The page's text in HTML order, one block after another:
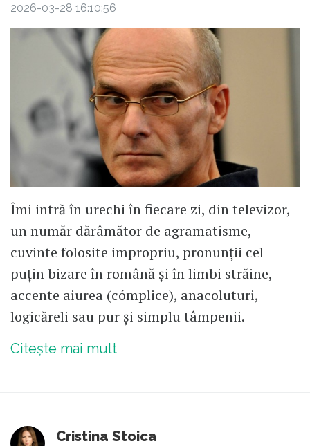
2026-03-28 16:10:56
Îmi intră în urechi în fiecare zi, din televizor,
un număr dărâmător de agramatisme,
cuvinte folosite impropriu, pronunții cel
puțin bizare în română și în limbi străine,
accente aiurea (cómplice), anacoluturi,
logicăreli sau pur și simplu tâmpenii.
Citește mai mult
Cristina Stoica